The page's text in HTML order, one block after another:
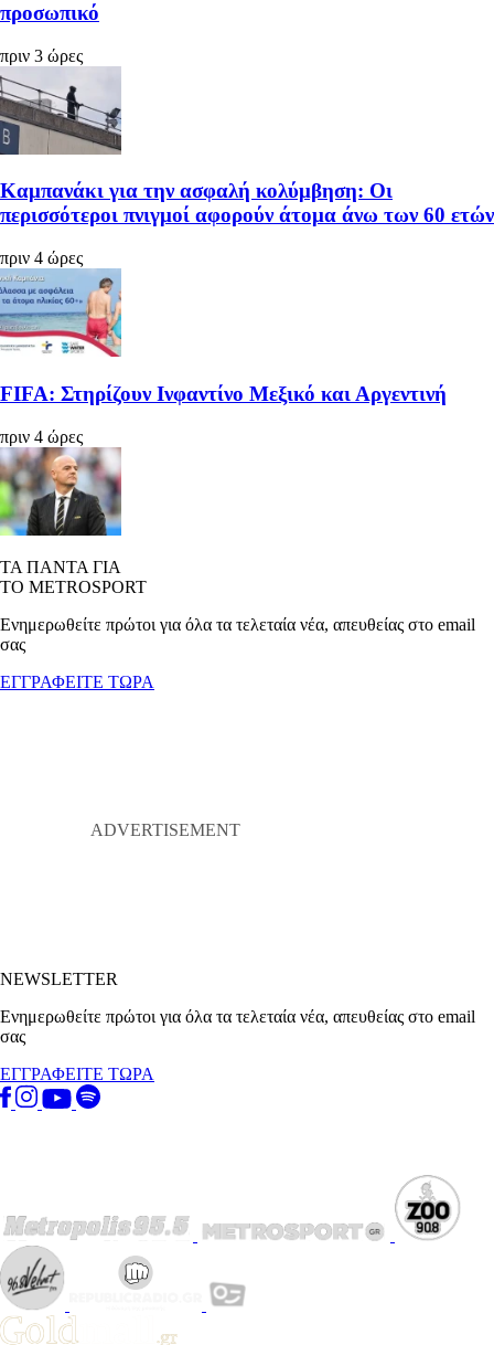
προσωπικό
πριν 3 ώρες
Καμπανάκι για την ασφαλή κολύμβηση: Οι
περισσότεροι πνιγμοί αφορούν άτομα άνω των 60 ετών
πριν 4 ώρες
FIFA: Στηρίζουν Ινφαντίνο Μεξικό και Αργεντινή
πριν 4 ώρες
ΤΑ ΠΑΝΤΑ ΓΙΑ
ΤΟ METROSPORT
Ενημερωθείτε πρώτοι για όλα τα τελεταία νέα, απευθείας στο email
σας
ΕΓΓΡΑΦΕΙΤΕ ΤΩΡΑ
NEWSLETTER
Ενημερωθείτε πρώτοι για όλα τα τελεταία νέα, απευθείας στο email
σας
ΕΓΓΡΑΦΕΙΤΕ ΤΩΡΑ